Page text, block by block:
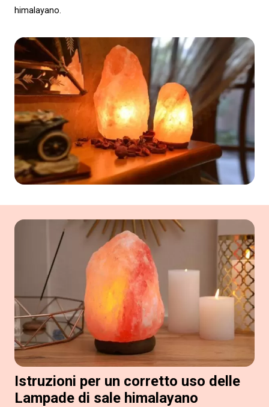
himalayano.
Istruzioni per un corretto uso delle
Lampade di sale himalayano